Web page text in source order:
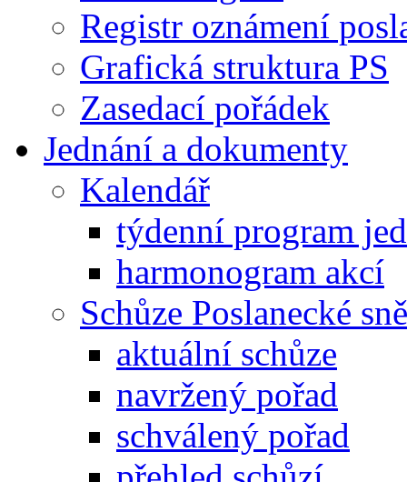
Registr oznámení
Grafická struktura PS
Zasedací pořádek
Jednání a dokumenty
Kalendář
týdenní program
harmonogram akcí
Schůze Poslanecké
aktuální schůze
navržený pořad
schválený pořad